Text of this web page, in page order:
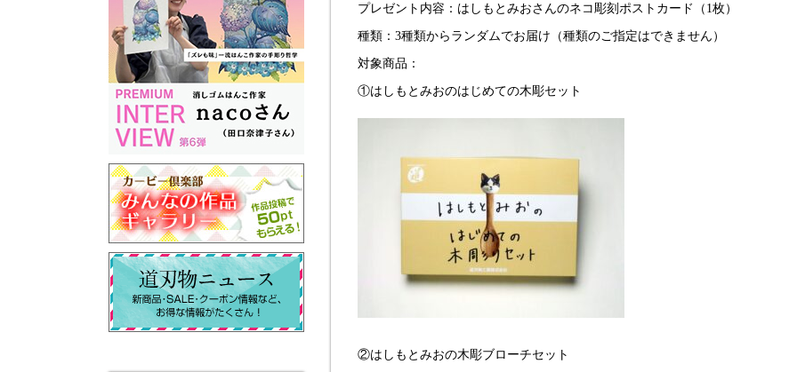
プレゼント内容：はしもとみおさんのネコ彫刻ポストカード（1枚）
種類：3種類からランダムでお届け（種類のご指定はできません）
対象商品：
①はしもとみおのはじめての木彫セット
②はしもとみおの木彫ブローチセット